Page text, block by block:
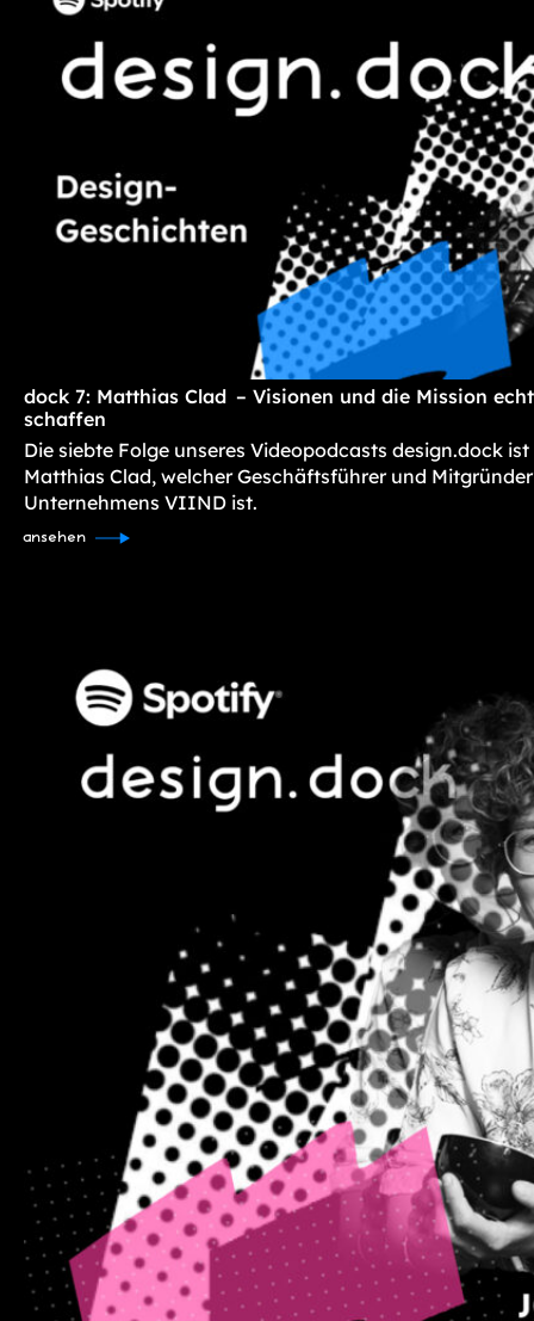
dock 7: Matthias Clad – Visionen und die Mission
schaffen
Die siebte Folge unseres Videopodcasts design.dock
Matthias Clad, welcher Geschäftsführer und
Unternehmens VIIND ist.
ansehen